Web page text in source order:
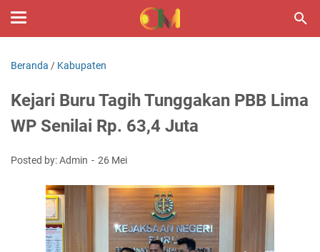
Beranda / Kabupaten
Kejari Buru Tagih Tunggakan PBB Lima
WP Senilai Rp. 63,4 Juta
Posted by: Admin 26 Mei